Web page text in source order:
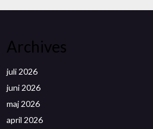
Archives
juli 2026
juni 2026
maj 2026
april 2026